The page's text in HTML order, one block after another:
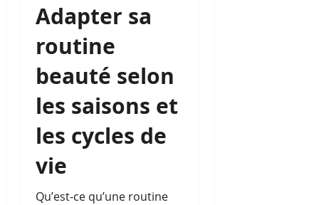
Adapter sa
routine
beauté selon
les saisons et
les cycles de
vie
Qu’est-ce qu’une routine